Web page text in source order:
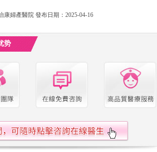
康婦產醫院 發布日期：2025-04-16
势